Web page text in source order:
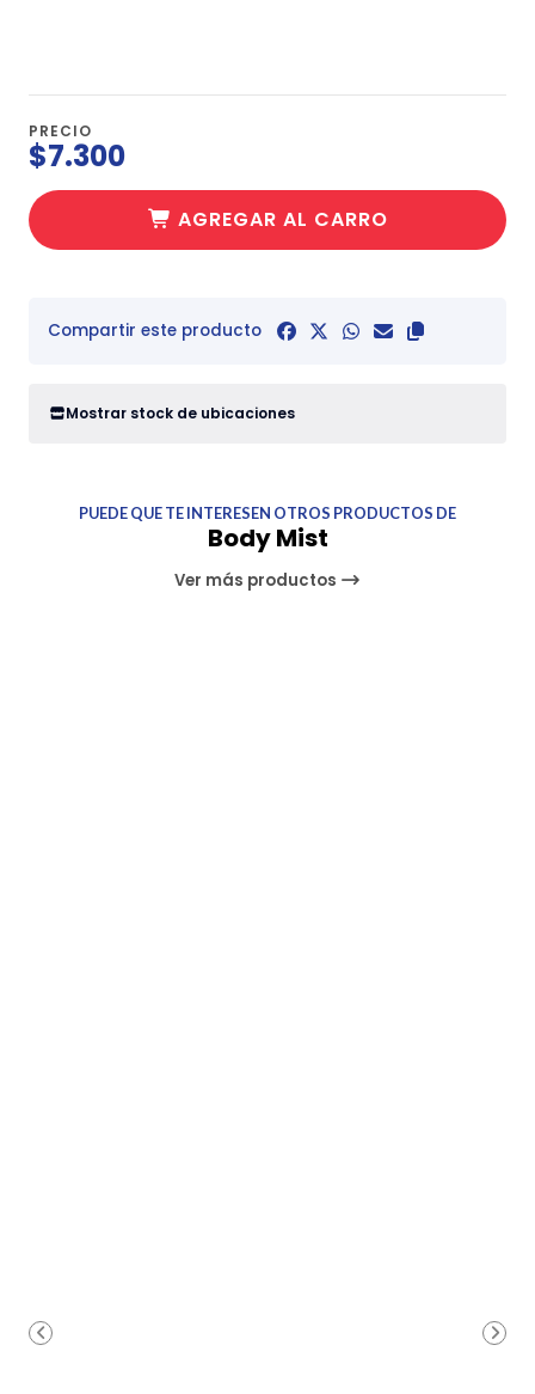
PRECIO
$7.300
AGREGAR AL CARRO
Compartir este producto
Mostrar stock de ubicaciones
PUEDE QUE TE INTERESEN OTROS PRODUCTOS DE
Body Mist
Ver más productos